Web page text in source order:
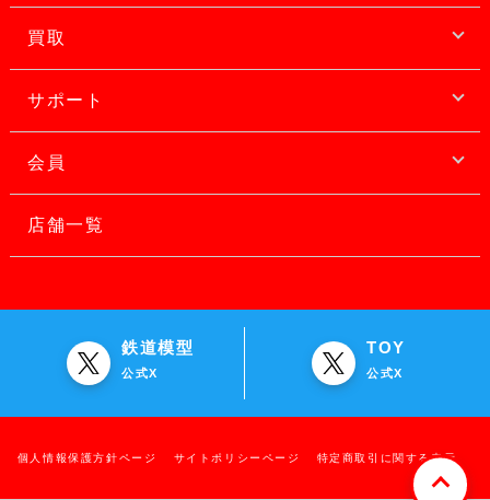
買取
サポート
会員
店舗一覧
鉄道模型
公式X
TOY
公式X
個人情報保護方針ページ サイトポリシーページ 特定商取引に関する表示